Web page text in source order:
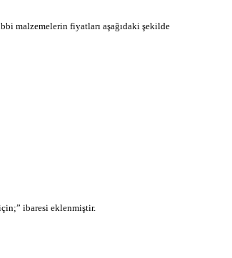
malzemelerin fiyatları aşağıdaki şekilde
ibaresi eklenmiştir.